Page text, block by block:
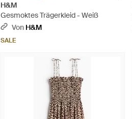
H&M
Gesmoktes Trägerkleid - Weiß
Von H&M
SALE